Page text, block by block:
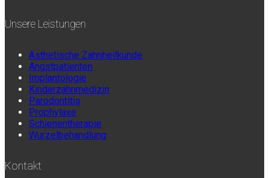
Unsere Leistungen
Ästhetische Zahnheilkunde
Angstpatienten
Implantologie
Kinderzahnmedizin
Parodontitis
Prophylaxe
Schienentherapie
Wurzelbehandlung
Kontakt